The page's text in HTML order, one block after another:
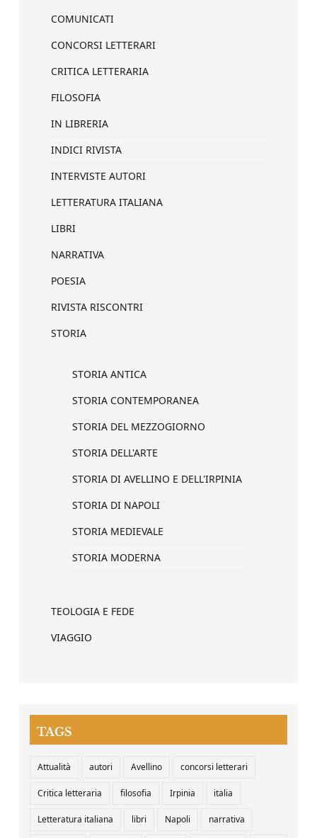
COMUNICATI
CONCORSI LETTERARI
CRITICA LETTERARIA
FILOSOFIA
IN LIBRERIA
INDICI RIVISTA
INTERVISTE AUTORI
LETTERATURA ITALIANA
LIBRI
NARRATIVA
POESIA
RIVISTA RISCONTRI
STORIA
STORIA ANTICA
STORIA CONTEMPORANEA
STORIA DEL MEZZOGIORNO
STORIA DELL'ARTE
STORIA DI AVELLINO E DELL'IRPINIA
STORIA DI NAPOLI
STORIA MEDIEVALE
STORIA MODERNA
TEOLOGIA E FEDE
VIAGGIO
TAGS
Attualità autori Avellino concorsi letterari
Critica letteraria filosofia Irpinia italia
Letteratura italiana libri Napoli narrativa